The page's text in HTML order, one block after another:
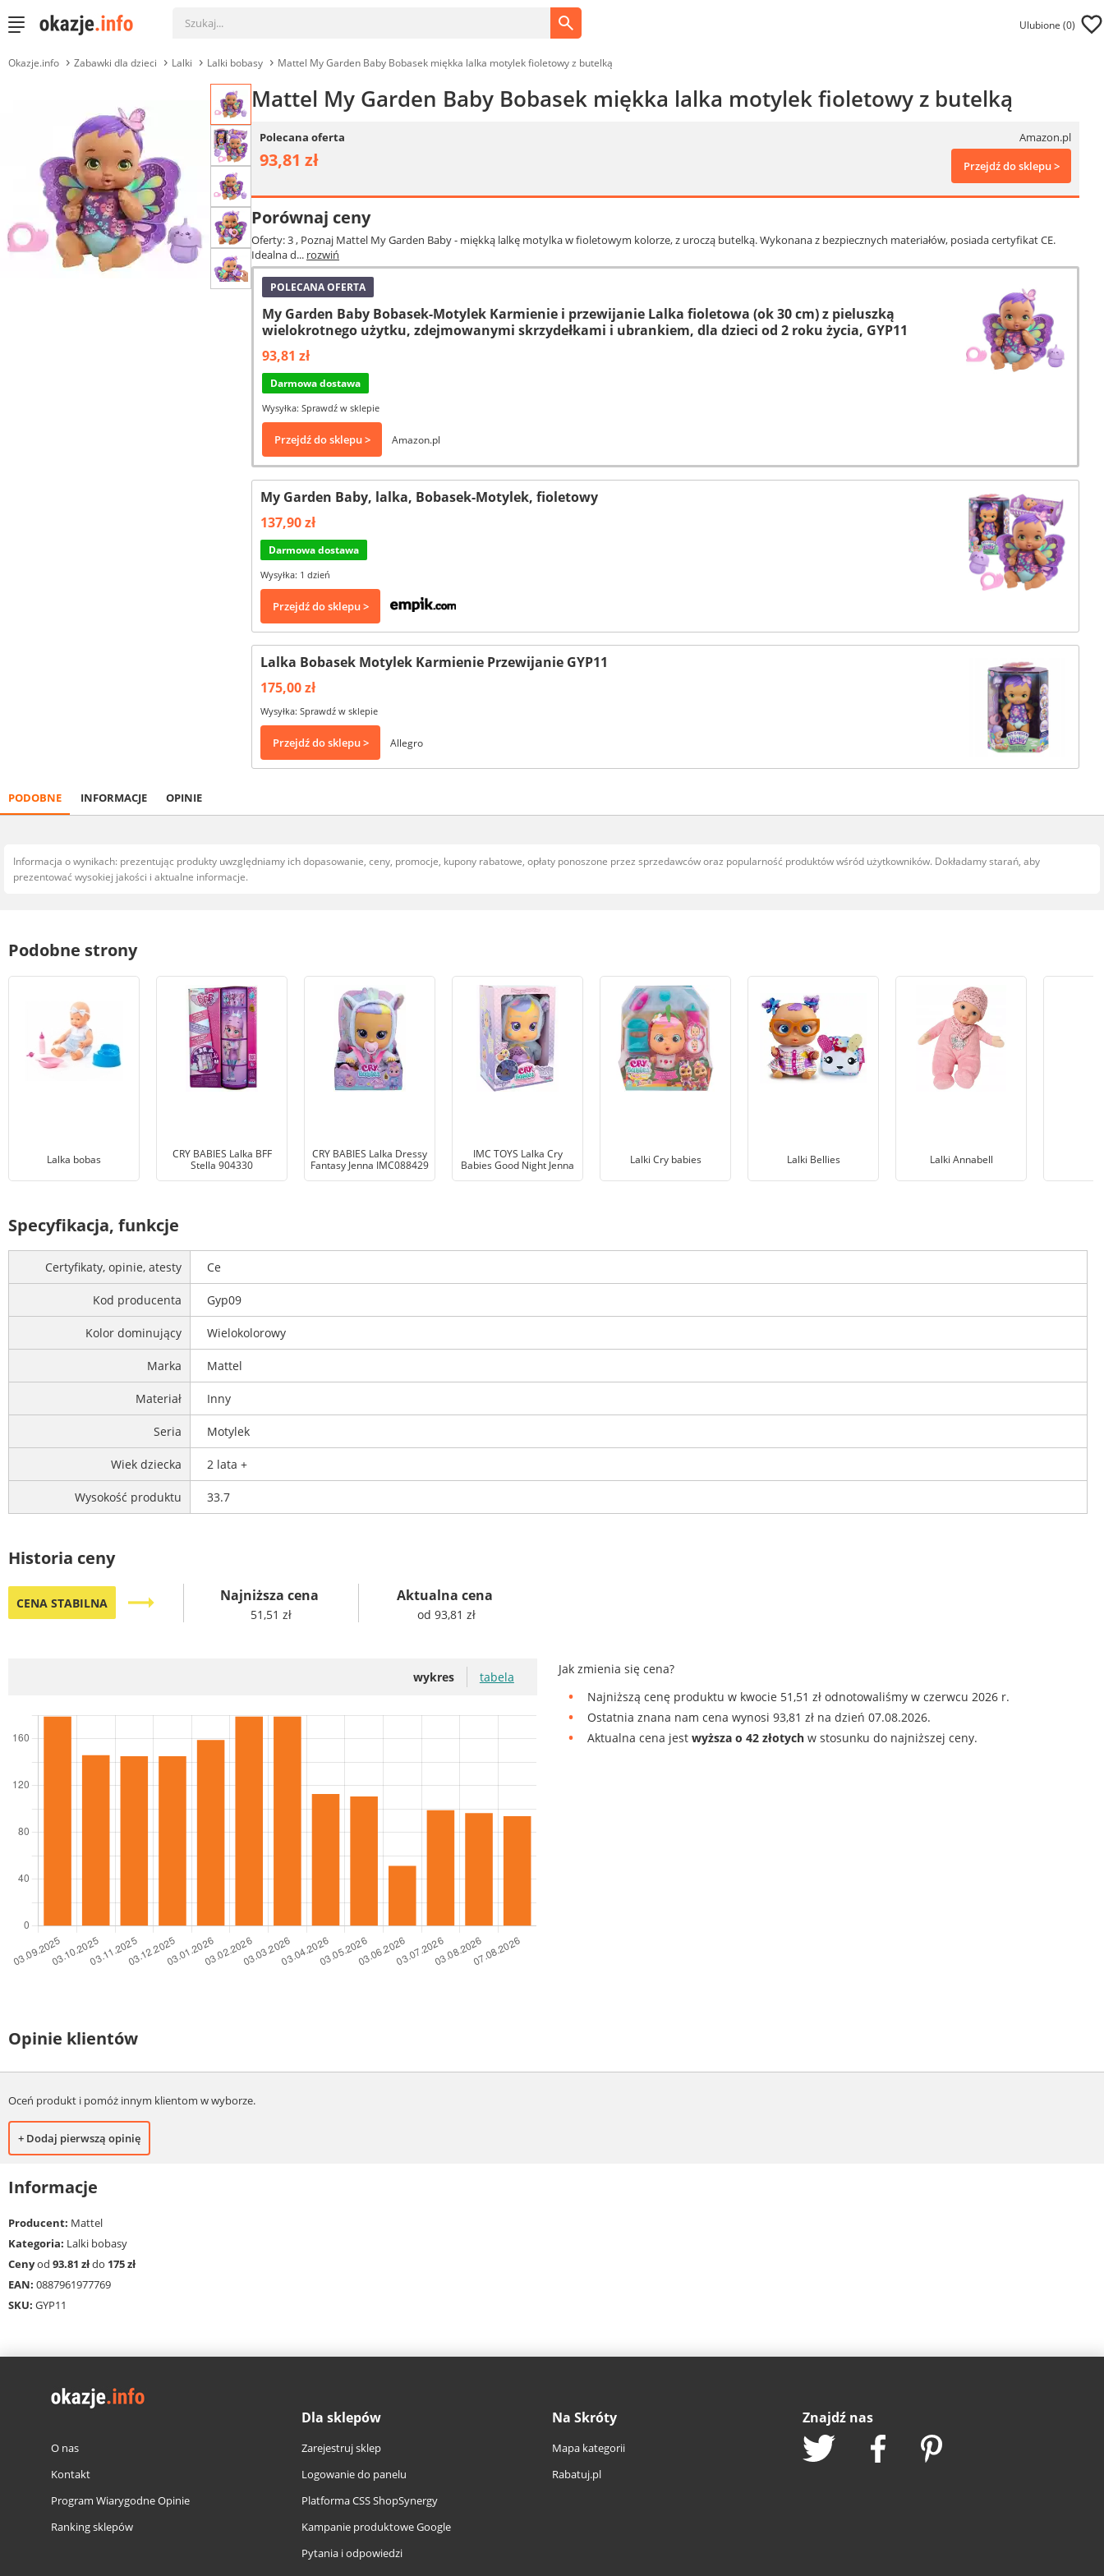
Ulubione (0)
Okazje.info Zabawki dla dzieci Lalki Lalki bobasy Mattel My Garden Baby Bobasek miękka lalka motylek fioletowy z butelką
Mattel My Garden Baby Bobasek miękka lalka motylek fioletowy z butelką
Polecana oferta Amazon.pl
93,81 zł Przejdź do sklepu >
Porównaj ceny
Oferty: 3, Poznaj Mattel My Garden Baby - miękką lalkę motylka w fioletowym kolorze, z uroczą butelką. Wykonana z bezpiecznych materiałów, posiada certyfikat CE.
Idealna d... rozwiń
POLECANA OFERTA
My Garden Baby Bobasek-Motylek Karmienie i przewijanie Lalka fioletowa (ok 30 cm) z pieluszką
wielokrotnego użytku, zdejmowanymi skrzydełkami i ubrankiem, dla dzieci od 2 roku życia, GYP11
93,81 zł
Darmowa dostawa
Wysyłka: Sprawdź w sklepie
Przejdź do sklepu > Amazon.pl
My Garden Baby, lalka, Bobasek-Motylek, fioletowy
137,90 zł
Darmowa dostawa
Wysyłka: 1 dzień
Przejdź do sklepu >
Lalka Bobasek Motylek Karmienie Przewijanie GYP11
175,00 zł
Wysyłka: Sprawdź w sklepie
Przejdź do sklepu > Allegro
PODOBNE INFORMACJE OPINIE
Informacja o wynikach: prezentując produkty uwzględniamy ich dopasowanie, ceny, promocje, kupony rabatowe, opłaty ponoszone przez sprzedawców oraz popularność produktów wśród użytkowników. Dokładamy starań, aby
prezentować wysokiej jakości i aktualne informacje.
Podobne strony
Lalka bobas
CRY BABIES Lalka BFF
Stella 904330
CRY BABIES Lalka Dressy
Fantasy Jenna IMC088429
IMC TOYS Lalka Cry
Babies Good Night Jenna
Lalki Cry babies Lalki Bellies Lalki Annabell
Specyfikacja, funkcje
Certyfikaty, opinie, atesty Ce
Kod producenta Gyp09
Kolor dominujący Wielokolorowy
Marka Mattel
Materiał Inny
Seria Motylek
Wiek dziecka 2 lata +
Wysokość produktu 33.7
Historia ceny
CENA STABILNA trending_flat Najniższa cena
51,51 zł
Aktualna cena
od 93,81 zł
wykres tabela
Jak zmienia się cena?
Najniższą cenę produktu w kwocie 51,51 zł odnotowaliśmy w czerwcu 2026 r.
Ostatnia znana nam cena wynosi 93,81 zł na dzień 07.08.2026.
Aktualna cena jestwyższa o 42 złotych w stosunku do najniższej ceny.
Opinie klientów
Oceń produkt i pomóż innym klientom w wyborze.
+ Dodaj pierwszą opinię
Informacje
Producent: Mattel
Kategoria: Lalki bobasy
Cenyod 93.81 złdo 175 zł
EAN: 0887961977769
SKU: GYP11
O nas
Kontakt
Program Wiarygodne Opinie
Ranking sklepów
Dla sklepów
Zarejestruj sklep
Logowanie do panelu
Platforma CSS ShopSynergy
Kampanie produktowe Google
Pytania i odpowiedzi
Na Skróty
Mapa kategorii
Rabatuj.pl
Znajdź nas